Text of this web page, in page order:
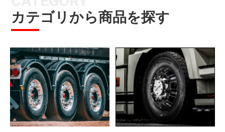
カテゴリから商品を探す